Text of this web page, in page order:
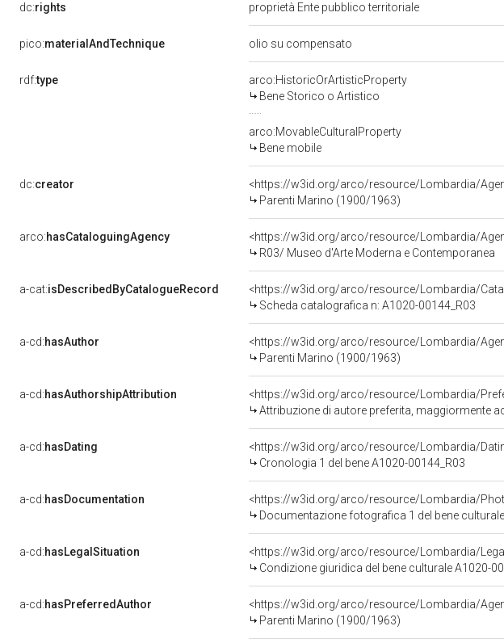
dc:rights proprietà Ente pubblico territoriale
pico:materialAndTechnique olio su compensato
rdf:type
arco:HistoricOrArtisticProperty
Bene Storico o Artistico
arco:MovableCulturalProperty
Bene mobile
dc:creator
<https://w3id.org/arco/resource/Lombardia/
Parenti Marino (1900/1963)
arco:hasCataloguingAgency
<https://w3id.org/arco/resource/Lombardia/
R03/ Museo d'Arte Moderna e Contemporanea
a-cat:isDescribedByCatalogueRecord
<https://w3id.org/arco/resource/Lombardia/
Scheda catalografica n: A1020-00144_R03
a-cd:hasAuthor
<https://w3id.org/arco/resource/Lombardia/
Parenti Marino (1900/1963)
a-cd:hasAuthorshipAttribution
<https://w3id.org/arco/resource/Lombardia/
Attribuzione di autore preferita, maggiormente
a-cd:hasDating
<https://w3id.org/arco/resource/Lombardia/
Cronologia 1 del bene A1020-00144_R03
a-cd:hasDocumentation
<https://w3id.org/arco/resource/Lombardia/
Documentazione fotografica 1 del bene
a-cd:hasLegalSituation
<https://w3id.org/arco/resource/Lombardia/
Condizione giuridica del bene culturale A1020-
a-cd:hasPreferredAuthor
<https://w3id.org/arco/resource/Lombardia/
Parenti Marino (1900/1963)